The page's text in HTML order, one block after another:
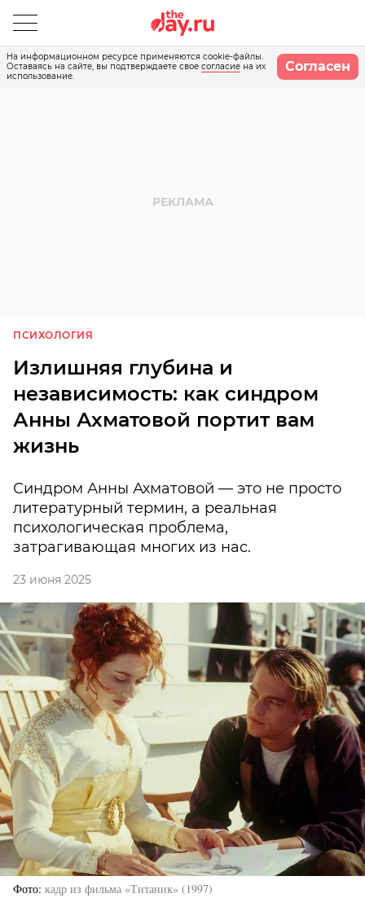
На информационном ресурсе применяются cookie-файлы.
Оставаясь на сайте, вы подтверждаете свое согласие на их
использование.
Согласен
ПСИХОЛОГИЯ
Излишняя глубина и
независимость: как синдром
Анны Ахматовой портит вам
жизнь
Синдром Анны Ахматовой — это не просто
литературный термин, а реальная
психологическая проблема,
затрагивающая многих из нас.
23 июня 2025
Фото кадр из фильма «Титаник» (1997)